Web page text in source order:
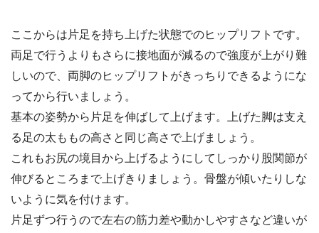
ここからは片足を持ち上げた状態でのヒップリフトです。
両足で行うよりもさらに接地面が減るので強度が上がり難
しいので、両脚のヒップリフトがきっちりできるようにな
ってから行いましょう。
基本の姿勢から片足を伸ばして上げます。上げた脚は支え
る足の太ももの高さと同じ高さで上げましょう。
これもお尻の境目から上げるようにしてしっかり股関節が
伸びるところまで上げきりましょう。骨盤が傾いたりしな
いように気を付けます。
片足ずつ行うので左右の筋力差や動かしやすさなど違いが